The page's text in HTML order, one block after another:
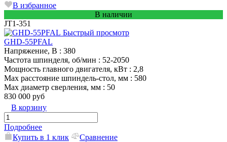
В избранное
В наличии
JT1-351
Быстрый просмотр
GHD-55PFAL
Напряжение, В : 380
Частота шпинделя, об/мин : 52-2050
Мощность главного двигателя, кВт : 2,8
Max расстояние шпиндель-стол, мм : 580
Max диаметр сверления, мм : 50
830 000 руб
В корзину
Подробнее
Купить в 1 клик
Сравнение